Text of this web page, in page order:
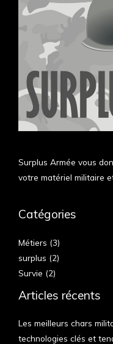
Surplus Armée vous
votre matériel militaire
Catégories
Métiers (3)
surplus (2)
Survie (2)
Articles récents
Les meilleurs chars
technologies clés et